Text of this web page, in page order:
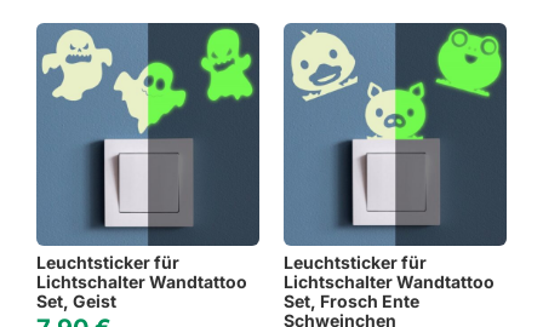
Leuchtsticker für
Lichtschalter Wandtattoo
Set, Geist
Leuchtsticker für
Lichtschalter Wandtattoo
Set, Frosch Ente
Schweinchen